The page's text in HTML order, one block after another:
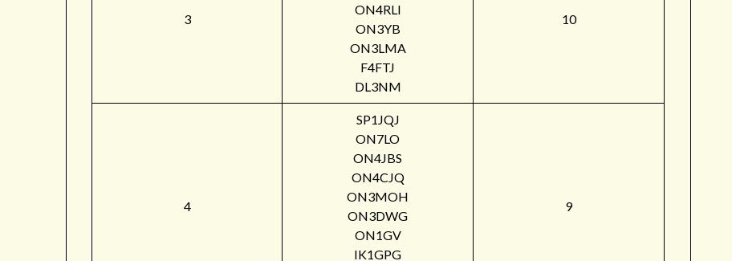
3
ON4RLI
ON3YB
ON3LMA
F4FTJ
DL3NM
10
4
SP1JQJ
ON7LO
ON4JBS
ON4CJQ
ON3MOH
ON3DWG
ON1GV
IK1GPG
9